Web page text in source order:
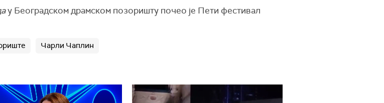
у Београдском драмском позоришту почео је Пети фестивал
Чарли Чаплин